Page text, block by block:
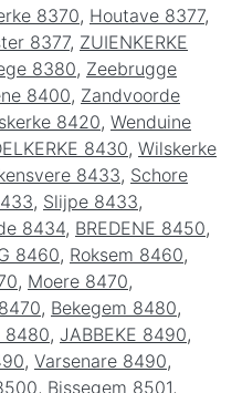
8370, Houtave 8377,
8377, ZUIENKERKE
8380, Zeebrugge
8400, Zandvoorde
8420, Wenduine
8430, Wilskerke
8433, Schore
, Slijpe 8433,
8434, BREDENE 8450,
8460, Roksem 8460,
, Moere 8470,
, Bekegem 8480,
8480, JABBEKE 8490,
, Varsenare 8490,
, Bissegem 8501,